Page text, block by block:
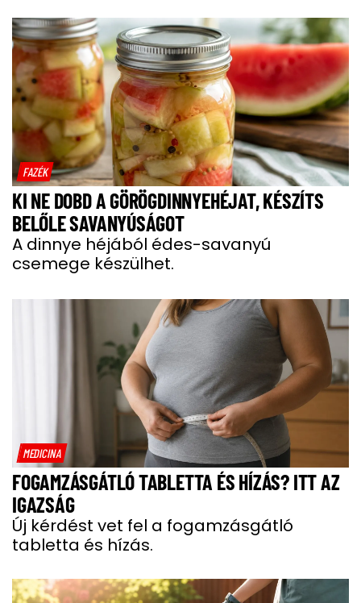
FAZÉK
KI NE DOBD A GÖRÖGDINNYEHÉJAT, KÉSZÍTS
BELŐLE SAVANYÚSÁGOT
A dinnye héjából édes-savanyú
csemege készülhet.
MEDICINA
FOGAMZÁSGÁTLÓ TABLETTA ÉS HÍZÁS? ITT AZ
IGAZSÁG
Új kérdést vet fel a fogamzásgátló
tabletta és hízás.